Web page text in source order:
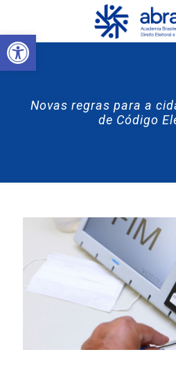
Abrir a barra de ferramentas
Novas regras para a
de Código